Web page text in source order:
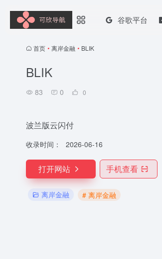
谷歌平台
首页 • 离岸金融 • BLIK
BLIK
83 0 0
波兰版云闪付
收录时间： 2026-06-16
打开网站 手机查看
离岸金融 # 离岸金融